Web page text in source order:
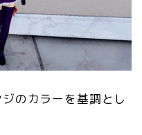
のカラーを基調とし